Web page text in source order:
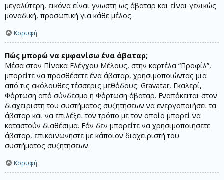
μεγαλύτερη, εικόνα είναι γνωστή ως άβαταρ και είναι γενικώς
μοναδική, προσωπική για κάθε μέλος.
Κορυφή
Πώς μπορώ να εμφανίσω ένα άβαταρ;
Μέσα στον Πίνακα Ελέγχου Μέλους, στην καρτέλα “Προφίλ”,
μπορείτε να προσθέσετε ένα άβαταρ, χρησιμοποιώντας μια
από τις ακόλουθες τέσσερις μεθόδους: Gravatar, Γκαλερί,
Φόρτωση από σύνδεσμο ή Φόρτωση άβαταρ. Εναπόκειται στον
διαχειριστή του συστήματος συζητήσεων να ενεργοποιήσει τα
άβαταρ και να επιλέξει τον τρόπο με τον οποίο μπορεί να
καταστούν διαθέσιμα. Εάν δεν μπορείτε να χρησιμοποιήσετε
άβαταρ, επικοινωνήστε με κάποιον διαχειριστή του
συστήματος συζητήσεων.
Κορυφή